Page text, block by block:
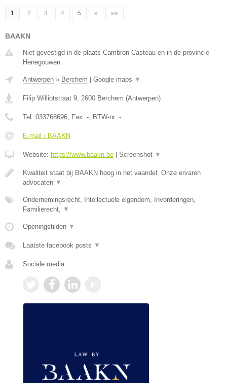
1 2 3 4 5 » »»
BAAKN
Niet gevestigd in de plaats Cambron Casteau en in de provincie
Henegouwen.
Antwerpen » Berchem Google maps ▼
Filip Williotstraat 9, 2600 Berchem (Antwerpen)
Tel: 033768696, Fax: -, BTW-nr: -
E-mail › BAAKN
Website: https://www.baakn.be Screenshot ▼
Kwaliteit staat bij BAAKN hoog in het vaandel. Onze ervaren
advocaten ▼
Ondernemingsrecht, Intellectuele eigendom, Invorderingen,
Familierecht, ▼
Openingstijden ▼
Laatste facebook posts ▼
Sociale media: